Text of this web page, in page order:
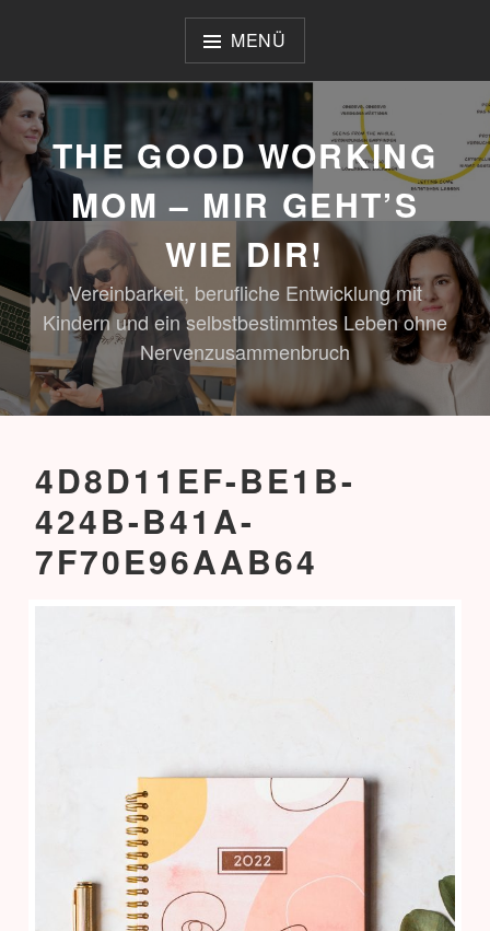
MENÜ
THE GOOD WORKING
MOM – MIR GEHT’S
WIE DIR!
Vereinbarkeit, berufliche Entwicklung mit
Kindern und ein selbstbestimmtes Leben ohne
Nervenzusammenbruch
4D8D11EF-BE1B-
424B-B41A-
7F70E96AAB64